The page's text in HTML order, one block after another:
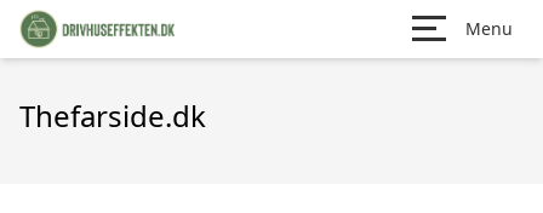
Menu
Thefarside.dk